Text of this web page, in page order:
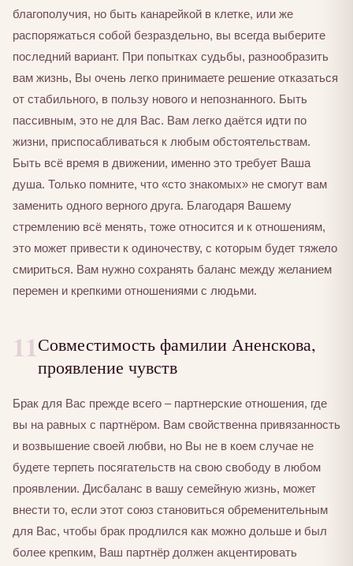
благополучия, но быть канарейкой в клетке, или же
распоряжаться собой безраздельно, вы всегда выберите
последний вариант. При попытках судьбы, разнообразить
вам жизнь, Вы очень легко принимаете решение отказаться
от стабильного, в пользу нового и непознанного. Быть
пассивным, это не для Вас. Вам легко даётся идти по
жизни, приспосабливаться к любым обстоятельствам.
Быть всё время в движении, именно это требует Ваша
душа. Только помните, что «сто знакомых» не смогут вам
заменить одного верного друга. Благодаря Вашему
стремлению всё менять, тоже относится и к отношениям,
это может привести к одиночеству, с которым будет тяжело
смириться. Вам нужно сохранять баланс между желанием
перемен и крепкими отношениями с людьми.
11Совместимость фамилии Аненскова,
проявление чувств
Брак для Вас прежде всего – партнерские отношения, где
вы на равных с партнёром. Вам свойственна привязанность
и возвышение своей любви, но Вы не в коем случае не
будете терпеть посягательств на свою свободу в любом
проявлении. Дисбаланс в вашу семейную жизнь, может
внести то, если этот союз становиться обременительным
для Вас, чтобы брак продлился как можно дольше и был
более крепким, Ваш партнёр должен акцентировать